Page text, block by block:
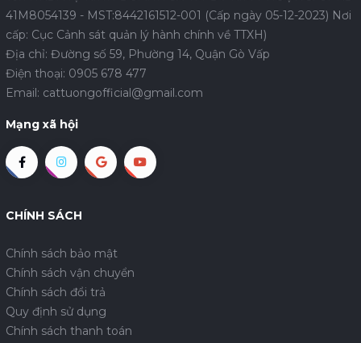
41M8054139 - MST:8442161512-001 (Cấp ngày 05-12-2023) Nơi
cấp: Cục Cảnh sát quản lý hành chính về TTXH)
Địa chỉ: Đường số 59, Phường 14, Quận Gò Vấp
Điện thoại: 0905 678 477
Email: cattuongofficial@gmail.com
Mạng xã hội
CHÍNH SÁCH
Chính sách bảo mật
Chính sách vận chuyển
Chính sách đổi trả
Quy định sử dụng
Chính sách thanh toán